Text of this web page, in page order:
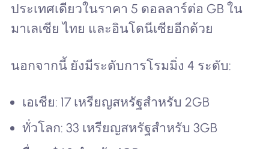
ประเทศเดียวในราคา 5 ดอลลาร์ต่อ GB ใน
มาเลเซีย ไทย และอินโดนีเซียอีกด้วย
นอกจากนี้ ยังมีระดับการโรมมิ่ง 4 ระดับ:
เอเชีย: 17 เหรียญสหรัฐสำหรับ 2GB
ทั่วโลก: 33 เหรียญสหรัฐสำหรับ 3GB